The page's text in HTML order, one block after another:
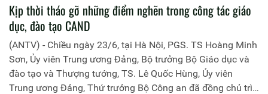
Kịp thời tháo gỡ những điểm nghẽn trong công tác giáo
dục, đào tạo CAND
(ANTV) - Chiều ngày 23/6, tại Hà Nội, PGS. TS Hoàng Minh
Sơn, Ủy viên Trung ương Đảng, Bộ trưởng Bộ Giáo dục và
đào tạo và Thượng tướng, TS. Lê Quốc Hùng, Ủy viên
Trung ương Đảng, Thứ trưởng Bộ Công an đã đồng chủ trì